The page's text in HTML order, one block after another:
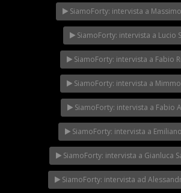
SiamoForty: intervista a
SiamoForty: intervista a Lucio
SiamoForty: intervista a Fabio
SiamoForty: intervista a
SiamoForty: intervista a Fabio
SiamoForty: intervista a
SiamoForty: intervista a Gianluca
SiamoForty: intervista ad